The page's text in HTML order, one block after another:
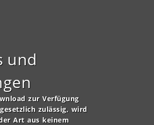
und
zur Verfügung
zulässig, wird
Art aus keinem